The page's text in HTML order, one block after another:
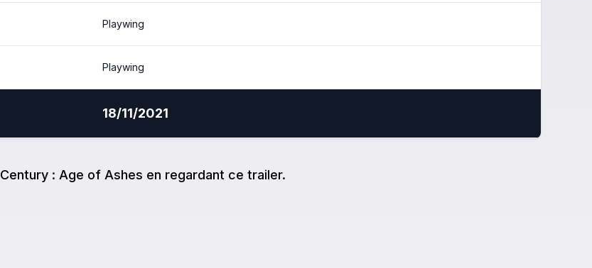
Playwing
Playwing
18/11/2021
Century : Age of Ashes en regardant ce trailer.